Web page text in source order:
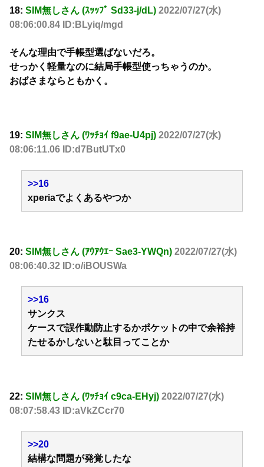
18: SIM無しさん (ｽｯｯﾌﾟ Sd33-j/dL) 2022/07/27(水)
08:06:00.84 ID:BLyiq/mgd
そんな理由で手帳型選ばないだろ。
せっかく軽量なのに結局手帳型使っちゃうのか。
おばさまならともかく。
19: SIM無しさん (ﾜｯﾁｮｲ f9ae-U4pj) 2022/07/27(水)
08:06:11.06 ID:d7ButUTx0
>>16
xperiaでよくあるやつか
20: SIM無しさん (ｱｳｱｳｴｰ Sae3-YWQn) 2022/07/27(水)
08:06:40.32 ID:o/iBOUSWa
>>16
サンクス
ケースで誤作動防止するかポケットの中で余裕持
たせるかしないと駄目ってことか
22: SIM無しさん (ﾜｯﾁｮｲ c9ca-EHyj) 2022/07/27(水)
08:07:58.43 ID:aVkZCcr70
>>20
結構な問題が発覚したな